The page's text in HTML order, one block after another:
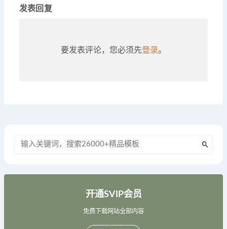
发表回复
要发表评论，您必须先登录。
开通SVIP会员
免费下载网站全部内容